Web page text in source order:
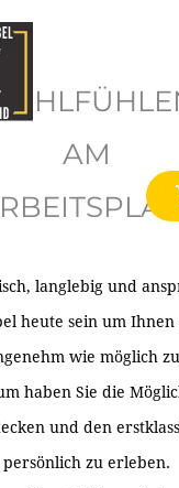
AM
langlebig und
heute sein um
wie möglich
haben Sie die
und den
persönlich zu erleben.